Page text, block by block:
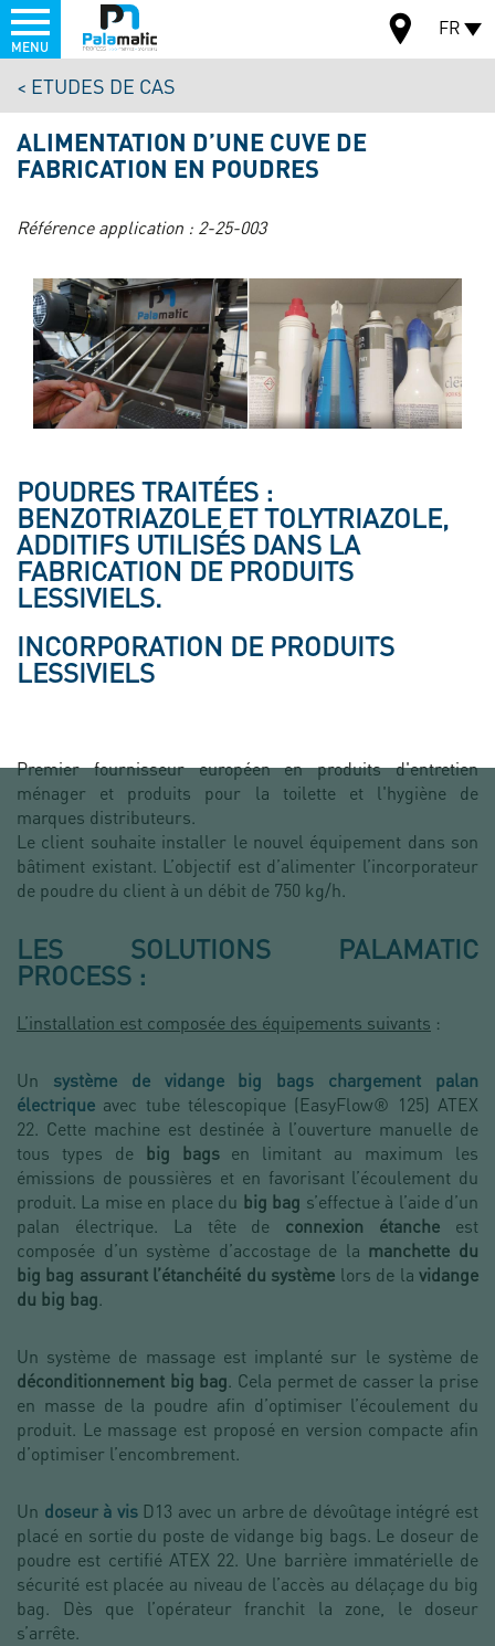
au
contenu
principal
Menu
CARTE
FR
MENU
ETUDES DE CAS
ALIMENTATION D’UNE CUVE DE
FABRICATION EN POUDRES
Référence application : 2-25-003
POUDRES TRAITÉES :
BENZOTRIAZOLE ET TOLYTRIAZOLE,
ADDITIFS UTILISÉS DANS LA
FABRICATION DE PRODUITS
LESSIVIELS.
INCORPORATION DE PRODUITS
LESSIVIELS
Premier fournisseur européen en produits d'entretien
ménager et produits pour la toilette et l'hygiène de
marques distributeurs.
Le client souhaite installer le nouvel équipement dans son
bâtiment existant. L’objectif est d’alimenter l’incorporateur
de poudre du client à un débit de 750 kg/h.
LES SOLUTIONS PALAMATIC
PROCESS :
L’installation est composée des équipements suivants :
Un système de vidange big bags chargement palan
électrique avec tube télescopique (EasyFlow® 125) ATEX
22. Cette machine est destinée à l’ouverture manuelle de
tous types debig bags en limitant au maximum les
émissions de poussières et en favorisant l’écoulement du
produit. La mise en place du big bag s’effectue à l’aide d’un
palan électrique. La tête de connexion étanche est
composée d’un système d’accostage de la manchette du
big bag assurant l’étanchéité du système lors de lavidange
du big bag.
Un système de massage est implanté sur le système de
déconditionnement big bag. Cela permet de casser la prise
en masse de la poudre afin d’optimiser l’écoulement du
produit. Le massage est proposé en version compacte afin
d’optimiser l’encombrement.
Un doseur à visD13 avec un arbre de dévoûtage intégré est
placé en sortie du poste de vidange big bags. Le doseur de
poudre est certifié ATEX 22. Une barrière immatérielle de
sécurité est placée au niveau de l’accès au délaçage du big
bag. Dès que l’opérateur franchit la zone, le doseur
s’arrête.